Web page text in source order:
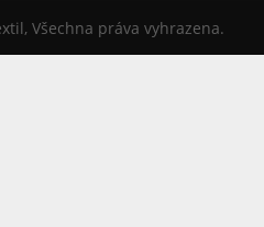
Všechna práva vyhrazena.